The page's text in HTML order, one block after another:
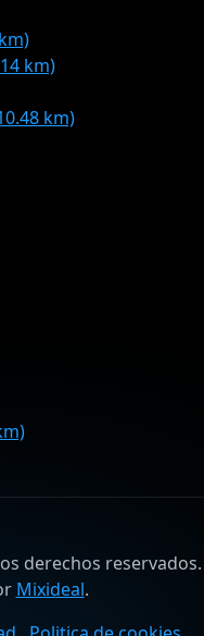
km)
km)
derechos reservados.
Mixideal.